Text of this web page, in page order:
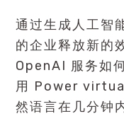
通过生成人工智
的企业释放新的
OpenAI 服务如
用 Power
然语言在几分钟